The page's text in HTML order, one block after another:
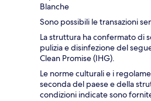
Blanche
Sono possibili le transazioni
La struttura ha confermato di
pulizia e disinfezione del
Clean Promise (IHG).
Le norme culturali e i
seconda del paese e della
condizioni indicate sono